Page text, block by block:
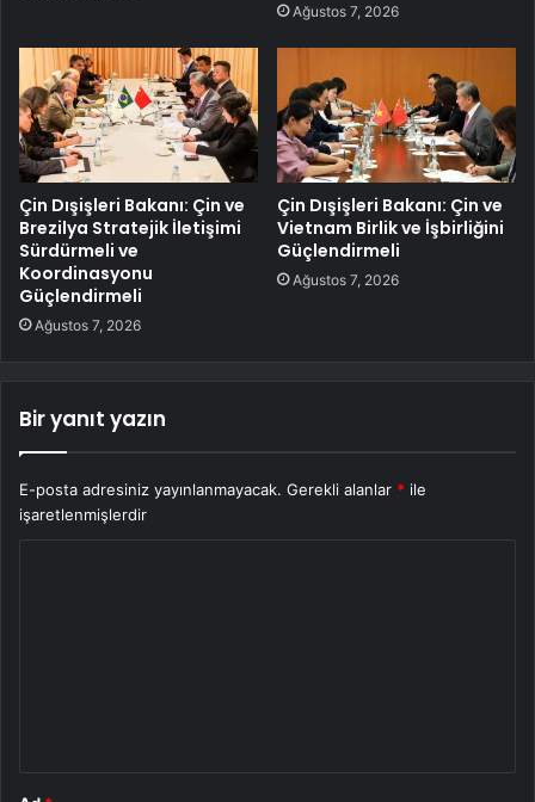
Ağustos 7, 2026
Çin Dışişleri Bakanı: Çin ve
Brezilya Stratejik İletişimi
Sürdürmeli ve
Koordinasyonu
Güçlendirmeli
Ağustos 7, 2026
Çin Dışişleri Bakanı: Çin ve
Vietnam Birlik ve İşbirliğini
Güçlendirmeli
Ağustos 7, 2026
Bir yanıt yazın
E-posta adresiniz yayınlanmayacak. Gerekli alanlar * ile
işaretlenmişlerdir